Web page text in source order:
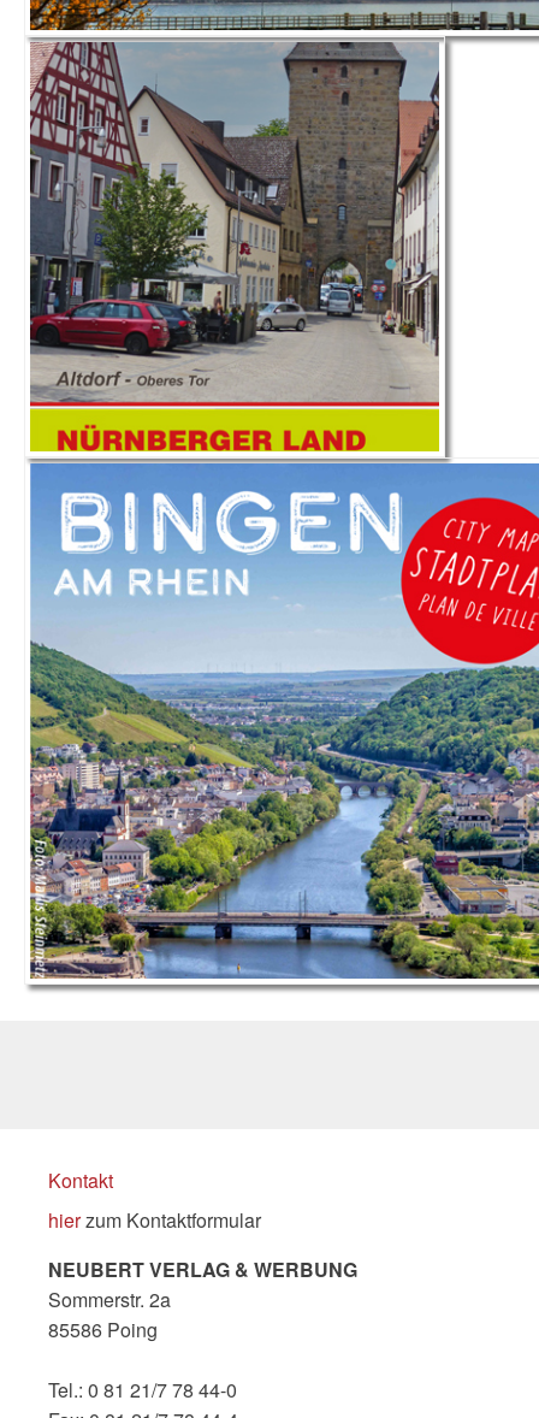
Kontakt
hierzum Kontaktformular
NEUBERT VERLAG & WERBUNG
Sommerstr. 2a
85586 Poing
Tel.: 0 81 21/7 78 44-0